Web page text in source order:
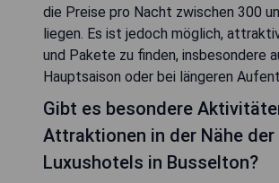
die Preise pro Nacht zwischen 300
liegen. Es ist jedoch möglich,
und Pakete zu finden, insbesondere
Hauptsaison oder bei längeren
Gibt es besondere
Attraktionen in der Nähe der
Luxushotels in Busselton?